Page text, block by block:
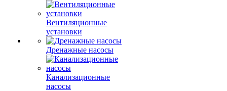
Вентиляционные
установки
Дренажные насосы
Канализационные
насосы